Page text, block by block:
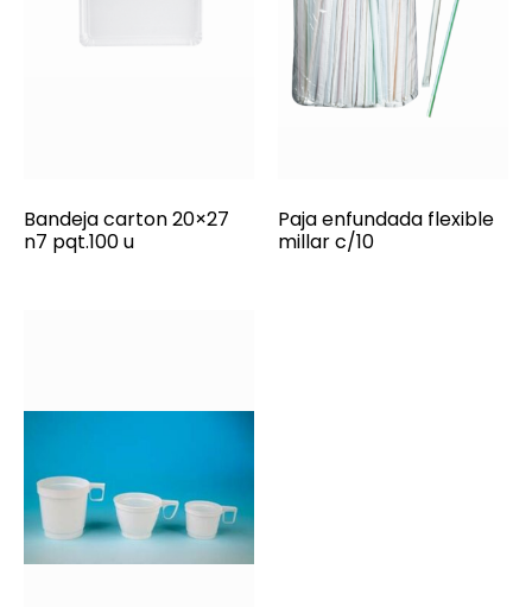
Bandeja carton 20×27
n7 pqt.100 u
Paja enfundada flexible
millar c/10